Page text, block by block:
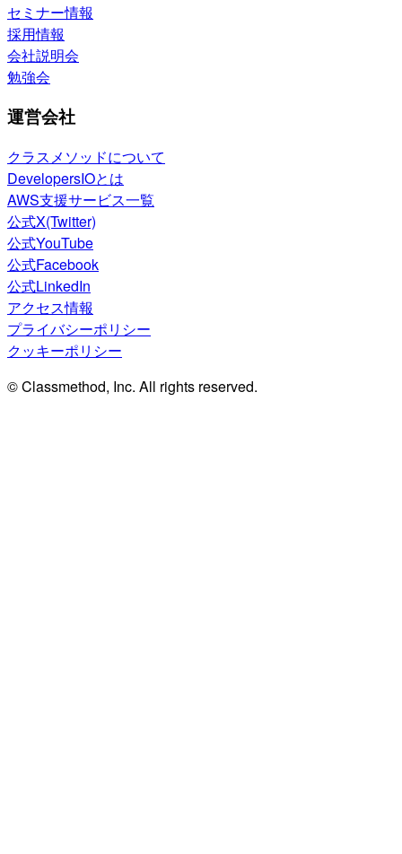
セミナー情報
採用情報
会社説明会
勉強会
運営会社
クラスメソッドについて
DevelopersIOとは
AWS支援サービス一覧
公式X(Twitter)
公式YouTube
公式Facebook
公式LinkedIn
アクセス情報
プライバシーポリシー
クッキーポリシー
© Classmethod, Inc. All rights reserved.